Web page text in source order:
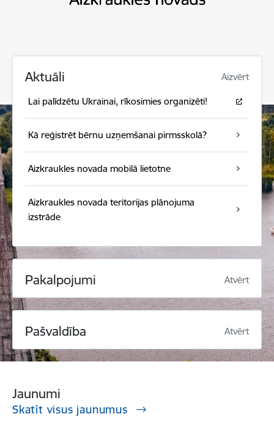
Aktuāli Aizvērt
Lai palīdzētu Ukrainai, rīkosimies organizēti!
Kā reģistrēt bērnu uzņemšanai pirmsskolā?
Aizkraukles novada mobilā lietotne
Aizkraukles novada teritorijas plānojuma
izstrāde
Pakalpojumi Atvērt
Pašvaldība Atvērt
Jaunumi
Skatīt visus jaunumus